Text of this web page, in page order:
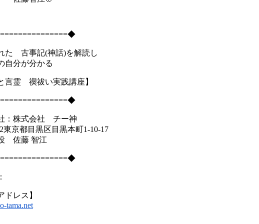
た 古事記(神話)を解読し
分が分かる
言霊 禊祓い実践講座】
：株式会社 チー神
東京都目黒区目黒本町1-10-17
佐藤 智江
ドレス】
tama.net